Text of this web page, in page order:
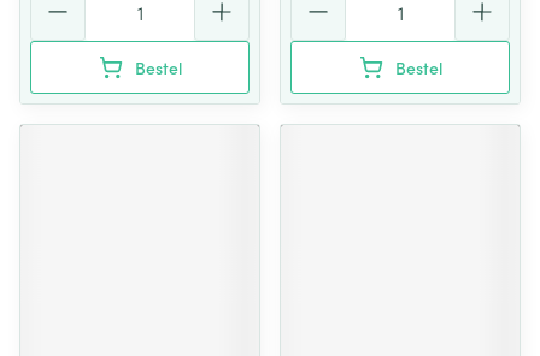
Bestel Bestel